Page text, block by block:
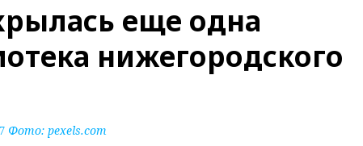
еще одна
нижегородского
Фото: pexels.com